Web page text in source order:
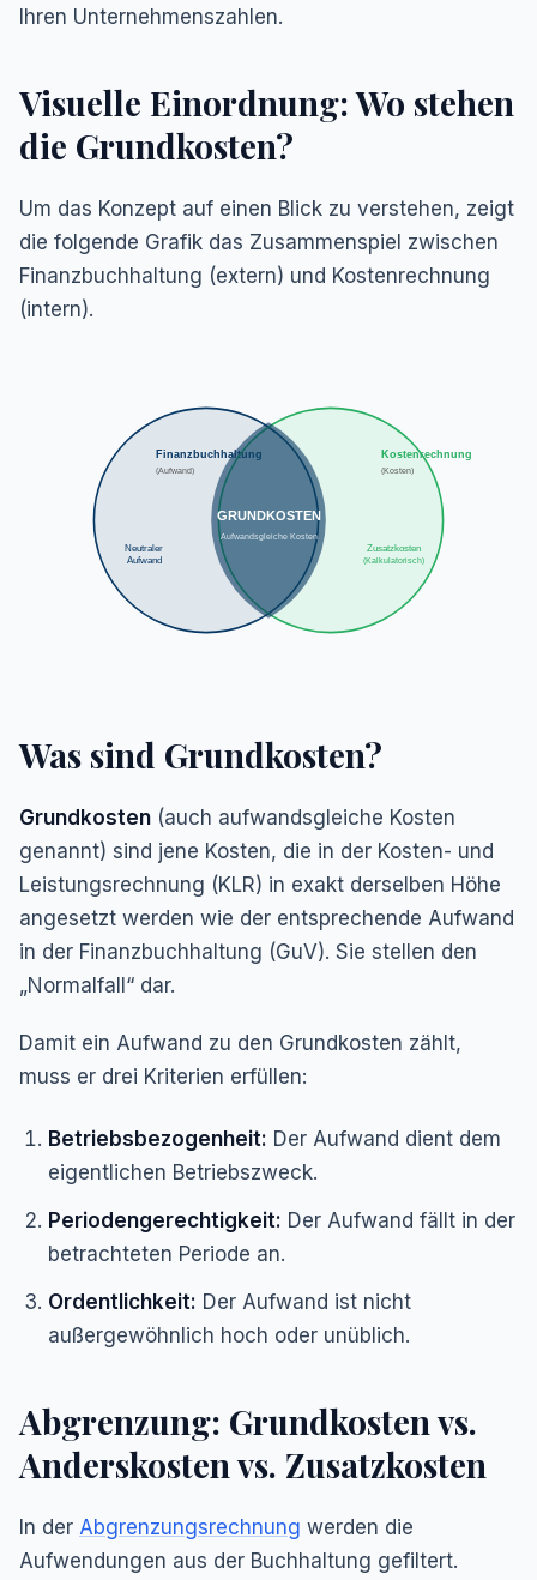
Ihren Unternehmenszahlen.
Visuelle Einordnung: Wo stehen
die Grundkosten?
Um das Konzept auf einen Blick zu verstehen, zeigt
die folgende Grafik das Zusammenspiel zwischen
Finanzbuchhaltung (extern) und Kostenrechnung
(intern).
Finanzbuchhaltung
(Aufwand)
Kostenrechnung
(Kosten)
GRUNDKOSTEN
Aufwandsgleiche Kosten
Neutraler
Aufwand
Zusatzkosten
(Kalkulatorisch)
Was sind Grundkosten?
Grundkosten (auch aufwandsgleiche Kosten
genannt) sind jene Kosten, die in der Kosten- und
Leistungsrechnung (KLR) in exakt derselben Höhe
angesetzt werden wie der entsprechende Aufwand
in der Finanzbuchhaltung (GuV). Sie stellen den
„Normalfall“ dar.
Damit ein Aufwand zu den Grundkosten zählt,
muss er drei Kriterien erfüllen:
Betriebsbezogenheit: Der Aufwand dient dem
eigentlichen Betriebszweck.
Periodengerechtigkeit: Der Aufwand fällt in der
betrachteten Periode an.
Ordentlichkeit: Der Aufwand ist nicht
außergewöhnlich hoch oder unüblich.
Abgrenzung: Grundkosten vs.
Anderskosten vs. Zusatzkosten
In der Abgrenzungsrechnung werden die
Aufwendungen aus der Buchhaltung gefiltert.